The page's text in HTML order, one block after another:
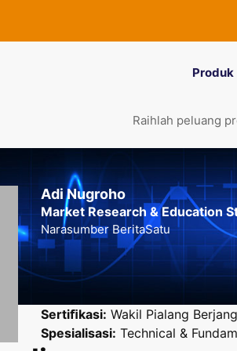
Produk
Raihlah peluang
Adi Nugroho
Market Research & Education
Narasumber BeritaSatu
Sertiﬁkasi: Wakil Pialang
Spesialisasi: Technical &